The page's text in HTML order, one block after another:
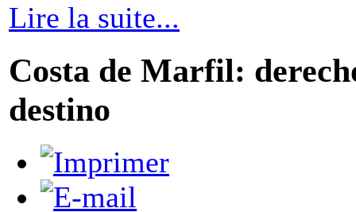
Lire la suite...
Costa de Marfil:
destino